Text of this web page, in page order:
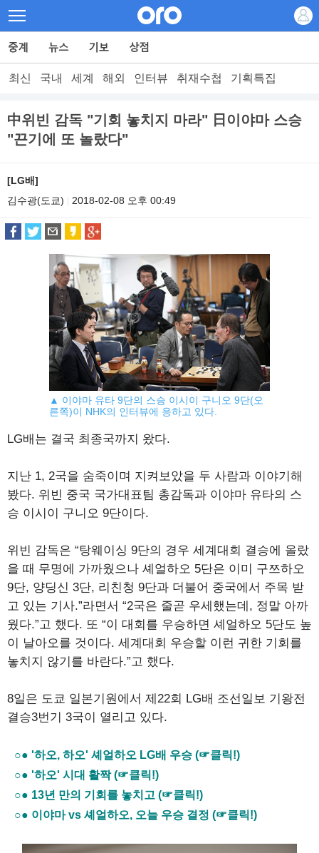
최신 국내 세계 해외 인터뷰 취재수첩 기획특집
中위빈 감독 "기회 놓치지 마라" 日이야마 스승
"끈기에 또 놀랐다"
[LG배]
김수광(도쿄)
2018-02-08 오후 00:49
▲ 이야마 유타 9단의 스승 이시이 구니오 9단(오
른쪽)이 NHK의 인터뷰에 응하고 있다.
LG배는 결국 최종국까지 왔다.
지난 1, 2국을 숨죽이며 지켜보았을 두 사람과 이야기해
봤다. 위빈 중국 국가대표팀 총감독과 이야마 유타의 스
승 이시이 구니오 9단이다.
위빈 감독은 “탕웨이싱 9단의 경우 세계대회 결승에 올랐
을 때 무명에 가까웠으나 셰얼하오 5단은 이미 구쯔하오
9단, 양딩신 3단, 리친청 9단과 더불어 중국에서 주목 받
고 있는 기사.”라면서 “2국은 줄곧 우세했는데, 정말 아까
웠다.”고 했다. 또 “이 대회를 우승하면 셰얼하오 5단도 높
이 날아오를 것이다. 세계대회 우승할 이런 귀한 기회를
놓치지 않기를 바란다.”고 했다.
8일은 도쿄 일본기원에서 제22회 LG배 조선일보 기왕전
결승3번기 3국이 열리고 있다.
○● '하오, 하오' 셰얼하오 LG배 우승 (☞클릭!)
○● '하오' 시대 활짝 (☞클릭!)
○● 13년 만의 기회를 놓치고 (☞클릭!)
○● 이야마 vs 셰얼하오, 오늘 우승 결정 (☞클릭!)